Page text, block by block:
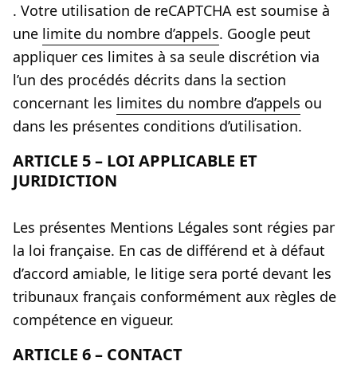
. Votre utilisation de reCAPTCHA est soumise à
une limite du nombre d’appels. Google peut
appliquer ces limites à sa seule discrétion via
l’un des procédés décrits dans la section
concernant les limites du nombre d’appels ou
dans les présentes conditions d’utilisation.
ARTICLE 5 – LOI APPLICABLE ET
JURIDICTION
Les présentes Mentions Légales sont régies par
la loi française. En cas de différend et à défaut
d’accord amiable, le litige sera porté devant les
tribunaux français conformément aux règles de
compétence en vigueur.
ARTICLE 6 – CONTACT